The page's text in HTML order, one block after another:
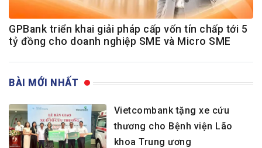
GPBank triển khai giải pháp cấp vốn tín chấp tới 5
tỷ đồng cho doanh nghiệp SME và Micro SME
BÀI MỚI NHẤT
Vietcombank tặng xe cứu
thương cho Bệnh viện Lão
khoa Trung ương